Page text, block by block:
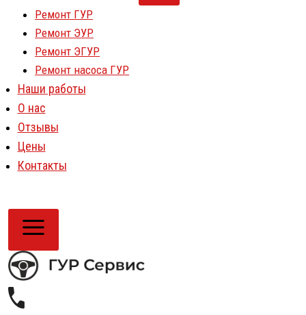
Ремонт ГУР
Ремонт ЭУР
Ремонт ЭГУР
Ремонт насоса ГУР
Наши работы
О нас
Отзывы
Цены
Контакты